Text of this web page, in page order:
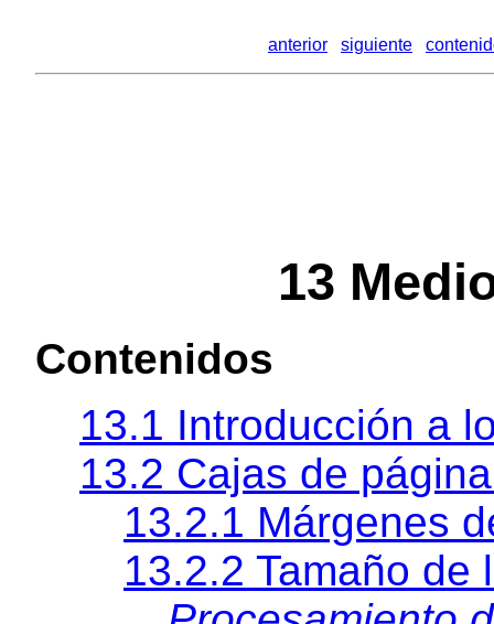
anterior siguiente
13
Contenidos
13.1 Introducción a
13.2 Cajas de
13.2.1 Márgenes
13.2.2 Tamaño